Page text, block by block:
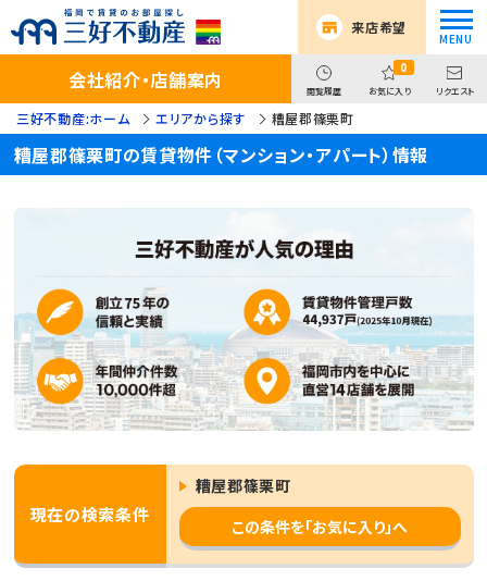
来店希望
会社紹介・店舗案内 閲覧履歴
0
お気に入り リクエスト
三好不動産:ホーム エリアから探す 糟屋郡篠栗町
糟屋郡篠栗町の賃貸物件（マンション・アパート）情報
現在の検索条件
糟屋郡篠栗町
この条件を「お気に入り」へ